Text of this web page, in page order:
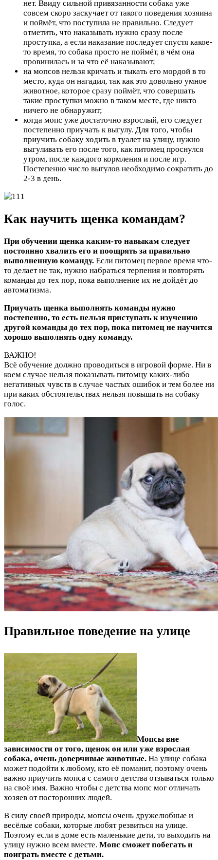
нет. Ввиду сильной привязанности собака уже
совсем скоро заскучает от такого поведения хозяина
и поймёт, что поступила не правильно. Следует
отметить, что наказывать нужно сразу после
проступка, а если наказание последует спустя какое-
то время, то собака просто не поймёт, в чём она
провинилась и за что её наказывают;
на мопсов нельзя кричать и тыкать его мордой в то
место, куда он нагадил, так как это довольно умное
животное, которое сразу поймёт, что совершать
такие проступки можно в таком месте, где никто
ничего не обнаружит;
когда мопс уже достаточно взрослый, его следует
постепенно приучать к выгулу. Для того, чтобы
приучить собаку ходить в туалет на улицу, нужно
выгуливать его после того, как питомец проснулся
утром, после каждого кормления и после игр.
Постепенно число выгулов необходимо сократить до
2-3 в день.
Как научить щенка командам?
При обучении щенка каким-то навыкам следует
постоянно хвалить его и поощрять за правильно
выполненную команду. Если питомец первое время что-
то делает не так, нужно набраться терпения и повторять
команды до тех пор, пока выполнение их не дойдёт до
автоматизма.
Приучать щенка выполнять команды нужно
постепенно, то есть нельзя приступать к изучению
другой команды до тех пор, пока питомец не научится
хорошо выполнять одну команду.
ВАЖНО!
Всё обучение должно проводиться в игровой форме. Ни в
коем случае нельзя показывать питомцу каких-либо
негативных чувств в случае частых ошибок и тем более ни
при каких обстоятельствах нельзя повышать на собаку
голос.
Правильное поведение на улице
Мопсы вне
зависимости от того, щенок он или уже взрослая
собака, очень доверчивые животные. На улице собака
может подойти к любому, кто её поманит, поэтому очень
важно приучить мопса с самого детства отзываться только
на своё имя. Важно чтобы с детства мопс мог отличать
хозяев от посторонних людей.
В силу своей природы, мопсы очень дружелюбные и
весёлые собаки, которые любят резвиться на улице.
Поэтому если в доме есть маленькие дети, то выходить на
улицу нужно всем вместе. Мопс сможет побегать и
поиграть вместе с детьми.